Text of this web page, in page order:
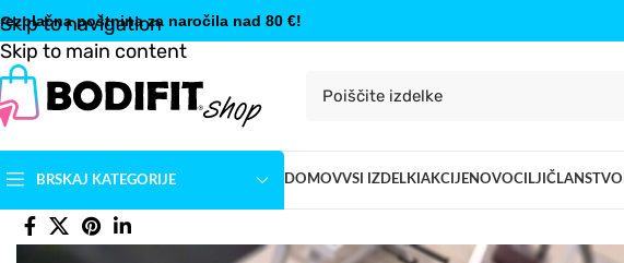
Skip to navigation
Skip to main content
poštnina za naročila nad 80 €!
BRSKAJ KATEGORIJE DOMOVVSI IZDELKI AKCIJENOVOCILJI ČLANSTVO